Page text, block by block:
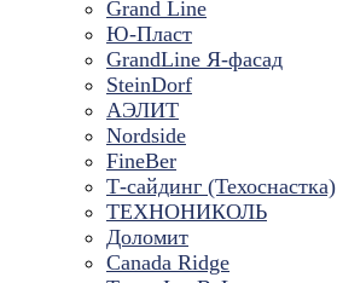
Grand Line
Ю-Пласт
GrandLine Я-фасад
SteinDorf
АЭЛИТ
Nordside
FineBer
Т-сайдинг (Техоснастка)
ТЕХНОНИКОЛЬ
Доломит
Canada Ridge